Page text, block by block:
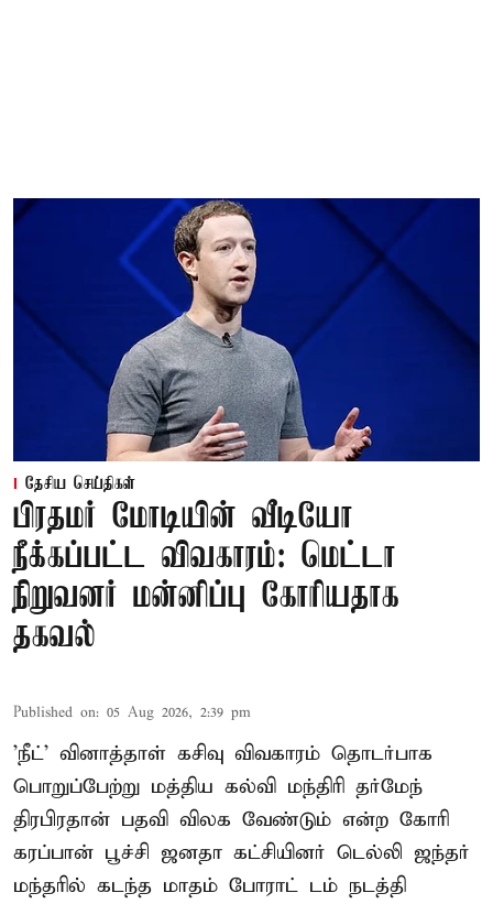
தேசிய செய்திகள்
பிரதமர் மோடியின் வீடியோ
நீக்கப்பட்ட விவகாரம்: மெட்டா
நிறுவனர் மன்னிப்பு கோரியதாக
தகவல்
Published on: 05 Aug 2026, 2:39 pm
'நீட்' வினாத்தாள் கசிவு விவகாரம் தொடர்பாக
பொறுப்பேற்று மத்திய கல்வி மந்திரி தர்மேந்
திரபிரதான் பதவி விலக வேண்டும் என்ற கோரி
கரப்பான் பூச்சி ஜனதா கட்சியினர் டெல்லி ஜந்தர்
மந்தரில் கடந்த மாதம் போராட் டம் நடத்தி